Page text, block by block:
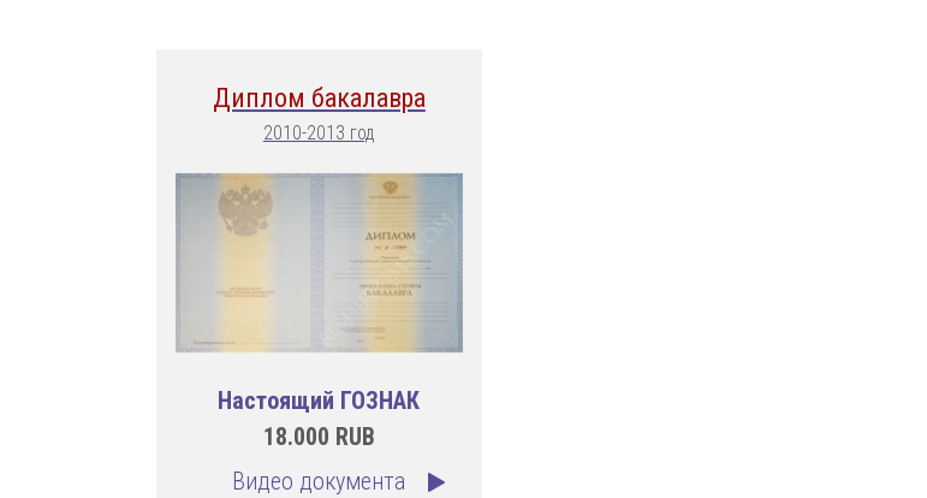
Диплом бакалавра
2010-2013 год
Настоящий ГОЗНАК
18.000 RUB
Видео документа